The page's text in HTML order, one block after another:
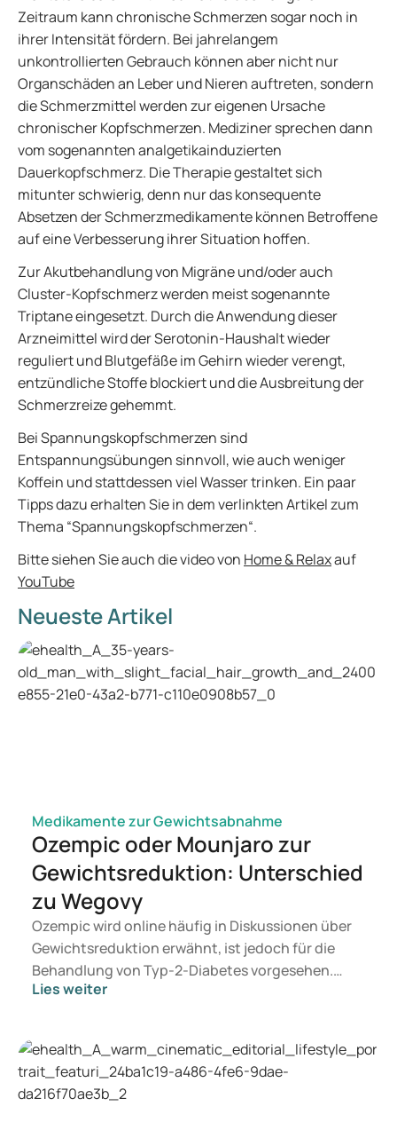
Zeitraum kann chronische Schmerzen sogar noch in
ihrer Intensität fördern. Bei jahrelangem
unkontrollierten Gebrauch können aber nicht nur
Organschäden an Leber und Nieren auftreten, sondern
die Schmerzmittel werden zur eigenen Ursache
chronischer Kopfschmerzen. Mediziner sprechen dann
vom sogenannten analgetikainduzierten
Dauerkopfschmerz. Die Therapie gestaltet sich
mitunter schwierig, denn nur das konsequente
Absetzen der Schmerzmedikamente können Betroffene
auf eine Verbesserung ihrer Situation hoffen.
Zur Akutbehandlung von Migräne und/oder auch
Cluster-Kopfschmerz werden meist sogenannte
Triptane eingesetzt. Durch die Anwendung dieser
Arzneimittel wird der Serotonin-Haushalt wieder
reguliert und Blutgefäße im Gehirn wieder verengt,
entzündliche Stoffe blockiert und die Ausbreitung der
Schmerzreize gehemmt.
Bei Spannungskopfschmerzen sind
Entspannungsübungen sinnvoll, wie auch weniger
Koffein und stattdessen viel Wasser trinken. Ein paar
Tipps dazu erhalten Sie in dem verlinkten Artikel zum
Thema “Spannungskopfschmerzen“.
Bitte siehen Sie auch die video von Home & Relaxauf
YouTube
Neueste Artikel
Medikamente zur Gewichtsabnahme
Ozempic oder Mounjaro zur
Gewichtsreduktion: Unterschied
zu Wegovy
Ozempic wird online häufig in Diskussionen über
Gewichtsreduktion erwähnt, ist jedoch für die
Behandlung von Typ-2-Diabetes vorgesehen.
Suchen Sie eine Therapie zur Gewichtskontrolle,
geeignet ist, entscheidet ein Arzt auf Basis Ihrer
gesundheitlichen Verfassung, Ihres BMI und Ihrer
aktuellen Medikation.
Lies weiter